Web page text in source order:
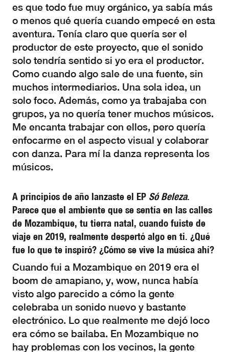
es que todo fue muy orgánico, ya sabía más
o menos qué quería cuando empecé en esta
aventura. Tenía claro que quería ser el
productor de este proyecto, que el sonido
solo tendría sentido si yo era el productor.
Como cuando algo sale de una fuente, sin
muchos intermediarios. Una sola idea, un
solo foco. Además, como ya trabajaba con
grupos, ya no quería tener muchos músicos.
Me encanta trabajar con ellos, pero quería
enfocarme en el aspecto visual y colaborar
con danza. Para mí la danza representa los
músicos.
A principios de año lanzaste el EP Só Beleza.
Parece que el ambiente que se sentía en las calles
de Mozambique, tu tierra natal, cuando fuiste de
viaje en 2019, realmente despertó algo en ti. ¿Qué
fue lo que te inspiró? ¿Cómo se vive la música ahí?
Cuando fui a Mozambique en 2019 era el
boom de amapiano, y, wow, nunca había
visto algo parecido a cómo la gente
celebraba un sonido nuevo y bastante
electrónico. Lo que realmente me dejó loco
era cómo se bailaba. En Mozambique no
hay problemas con los vecinos, la gente